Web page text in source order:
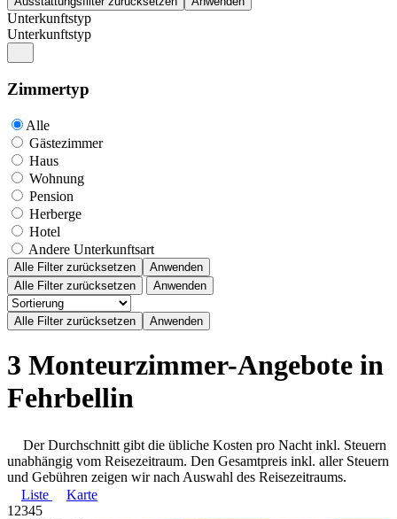
Unterkunftstyp
Unterkunftstyp
Zimmertyp
Alle
Gästezimmer
Haus
Wohnung
Pension
Herberge
Hotel
Andere Unterkunftsart
Alle Filter zurücksetzen
Anwenden
Alle Filter zurücksetzen
Anwenden
3 Monteurzimmer-Angebote in
Fehrbellin
Der Durchschnitt gibt die übliche Kosten pro Nacht inkl. Steuern
unabhängig vom Reisezeitraum. Den Gesamtpreis inkl. aller Steuern
und Gebühren zeigen wir nach Auswahl des Reisezeitraums.
Liste
Karte
1 2345